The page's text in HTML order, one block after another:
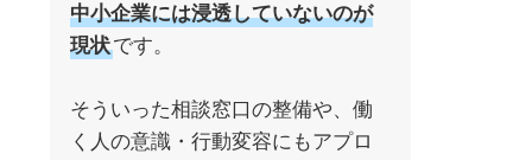
中小企業には浸透していないのが
現状です。
そういった相談窓口の整備や、働
く人の意識・行動変容にもアプロ